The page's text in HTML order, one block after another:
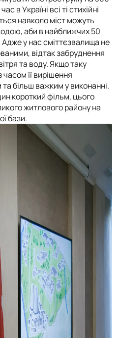
в Україні всі ті стихійні
навколо міст можуть
аби в найближчих 50
у нас сміттєзвалища не
відтак забруднення
та воду. Якщо таку
її вирішення
більш важким у виконанні.
короткий фільм, цього
житлового району на
бази.